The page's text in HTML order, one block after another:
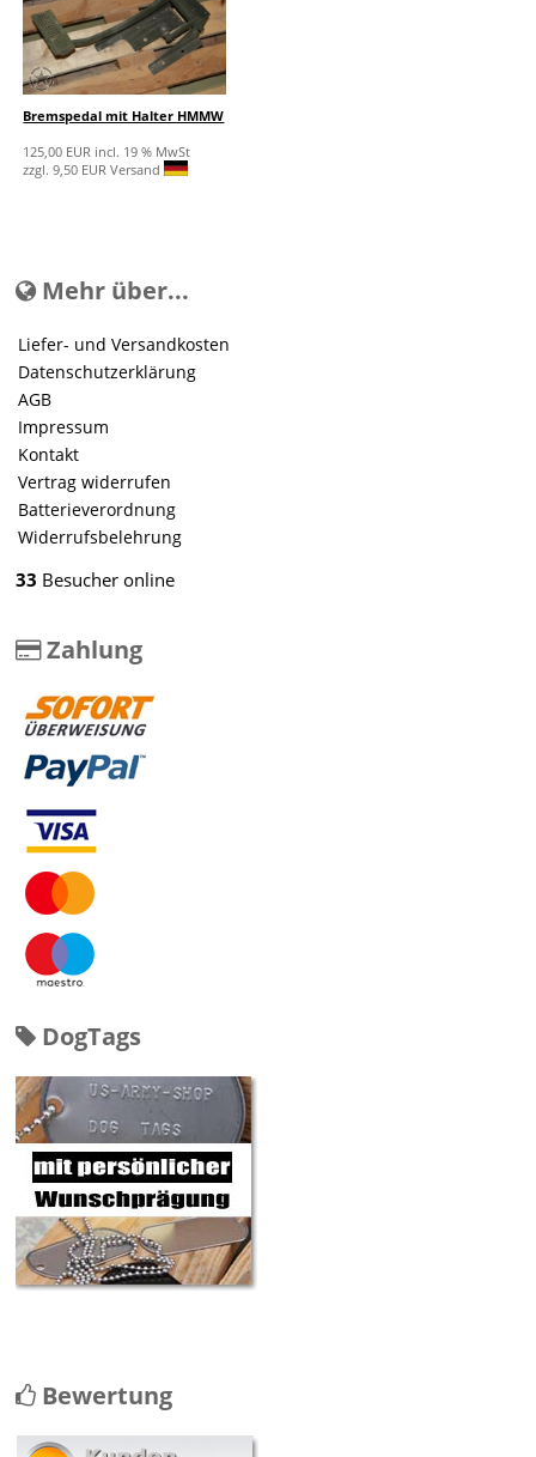
Bremspedal mit Halter HMMW
125,00 EUR incl. 19 % MwSt
zzgl. 9,50 EUR Versand
Mehr über...
Liefer- und Versandkosten
Datenschutzerklärung
AGB
Impressum
Kontakt
Vertrag widerrufen
Batterieverordnung
Widerrufsbelehrung
33 Besucher online
Zahlung
DogTags
Bewertung